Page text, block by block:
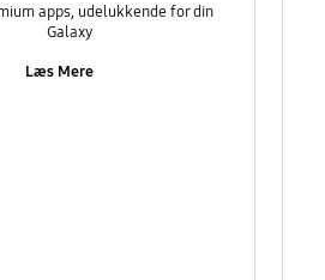
apps, udelukkende for din
Galaxy
Læs Mere